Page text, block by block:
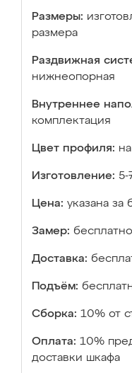
Размеры:
размера
Раздвижная
нижнеопорная
Внутреннее
комплектация
Цвет профиля:
Изготовление: 5-
Цена: указана за
Замер: бесплатно
Доставка:
Подъём:
Сборка: 10% от
Оплата: 10%
доставки шкафа